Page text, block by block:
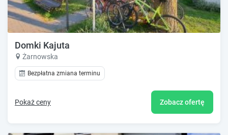
Domki Kajuta
Żarnowska
Bezpłatna zmiana terminu
Pokaż ceny Zobacz ofertę